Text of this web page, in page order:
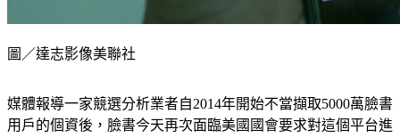
圖／達志影像美聯社
媒體報導一家競選分析業者自2014年開始不當擷取5000萬臉書
用戶的個資後，臉書今天再次面臨美國國會要求對這個平台進